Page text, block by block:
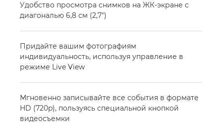
Удобство просмотра снимков на ЖК-экране с
диагональю 6,8 см (2,7")
Придайте вашим фотографиям
индивидуальность, используя управление в
режиме Live View
Мгновенно записывайте все события в формате
HD (720p), пользуясь специальной кнопкой
видеосъемки